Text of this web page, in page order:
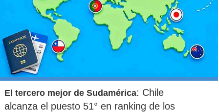
El tercero mejor de Sudamérica: Chile
alcanza el puesto 51° en ranking de los